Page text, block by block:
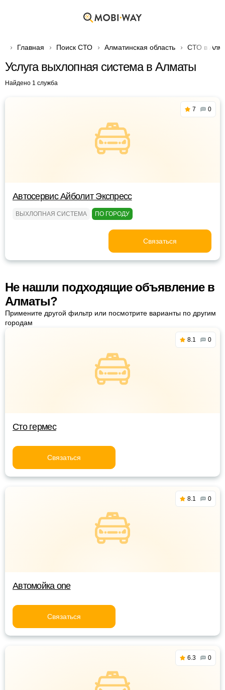
Главная Поиск СТО Алматинская область СТО в
Услуга выхлопная система в Алматы
Найдено 1 служба
7 0
Автосервис Айболит Экспресс
ВЫХЛОПНАЯ СИСТЕМА ПО ГОРОДУ
Связаться
Не нашли подходящие объявление в
Алматы?
Примените другой фильтр или посмотрите варианты по другим
городам
8.1 0
Сто гермес
Связаться
8.1 0
Автомойка one
Связаться
6.3 0